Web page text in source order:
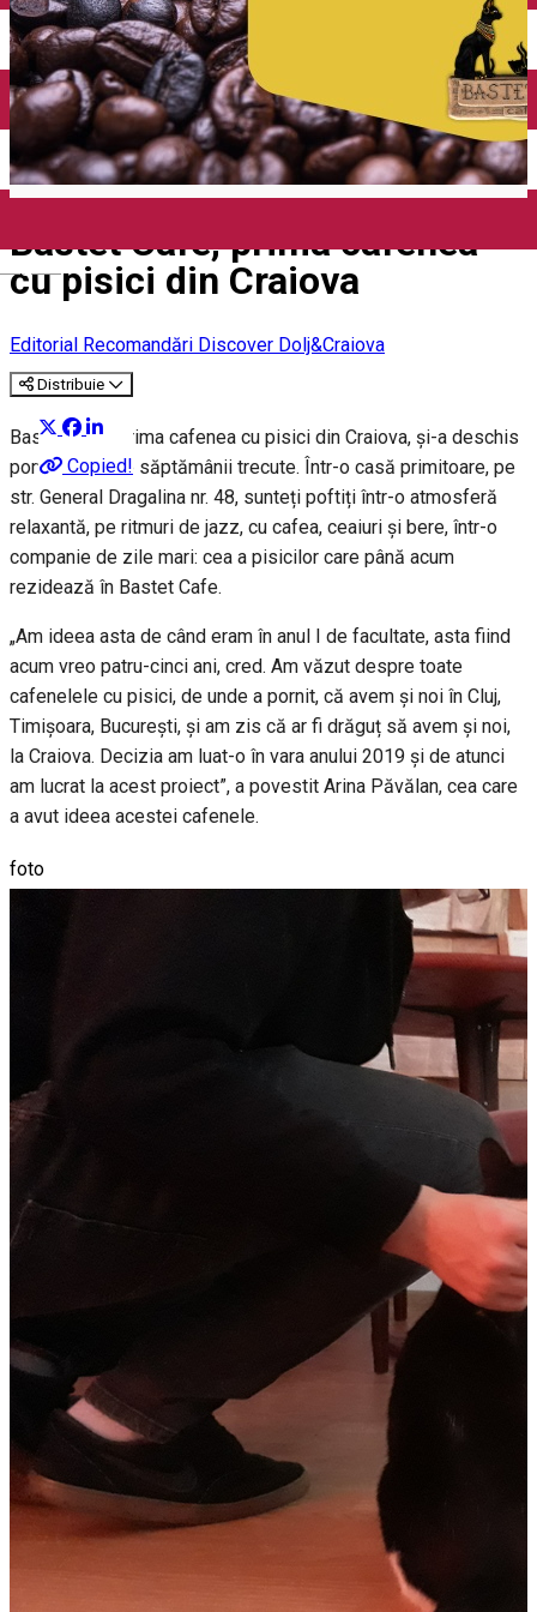
Închirieri auto
Închirieri biciclete
Taxi
Încărcare vehicule electrice
Bastet Cafe, prima cafenea
cu pisici din Craiova
Editorial Recomandări Discover Dolj&Craiova
Distribuie
Copied!
Bastet Cafe, prima cafenea cu pisici din Craiova, și-a deschis
porțile la finele săptămânii trecute. Într-o casă primitoare, pe
str. General Dragalina nr. 48, sunteți poftiți într-o atmosferă
relaxantă, pe ritmuri de jazz, cu cafea, ceaiuri și bere, într-o
companie de zile mari: cea a pisicilor care până acum
rezidează în Bastet Cafe.
„Am ideea asta de când eram în anul I de facultate, asta fiind
acum vreo patru-cinci ani, cred. Am văzut despre toate
cafenelele cu pisici, de unde a pornit, că avem și noi în Cluj,
Timișoara, București, și am zis că ar fi drăguț să avem și noi,
la Craiova. Decizia am luat-o în vara anului 2019 și de atunci
am lucrat la acest proiect”, a povestit Arina Păvălan, cea care
a avut ideea acestei cafenele.
foto